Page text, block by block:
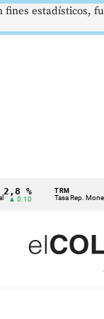
TRM
Tasa Rep. Moneda
estadísticos,